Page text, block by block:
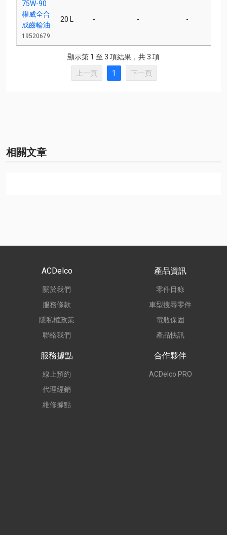
75W-90
權威全合
成齒輪油
19520679
20 L - - -
顯示第 1 至 3 項結果，共 3 項
上一頁 1 下一頁
相關文章
ACDelco
關於我們
服務條款
隱私權政策
聯絡我們
產品資訊
零件目錄
車型搜尋零件
電瓶保固
產品快訊
服務據點
線上預約
代理經銷
維修據點
合作夥伴
ACDelco PRO